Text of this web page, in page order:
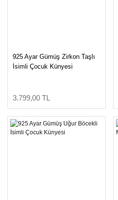
925 Ayar Gümüş Zirkon Taşlı
İsimli Çocuk Künyesi
3.799,00 TL